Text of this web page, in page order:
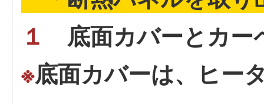
１
底面カバーとカ
※底面カバーは、ヒー